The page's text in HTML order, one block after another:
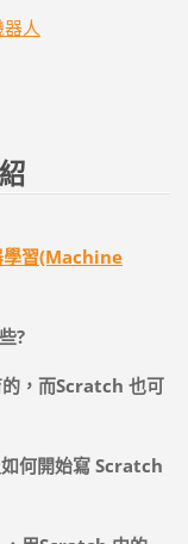
人
學習(Machine
?
，而Scratch 也可
何開始寫Scratch